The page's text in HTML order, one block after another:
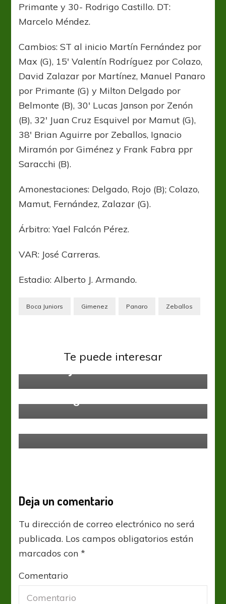
Primante y 30- Rodrigo Castillo. DT:
Marcelo Méndez.
Cambios: ST al inicio Martín Fernández por
Max (G), 15′ Valentín Rodríguez por Colazo,
David Zalazar por Martínez, Manuel Panaro
por Primante (G) y Milton Delgado por
Belmonte (B), 30′ Lucas Janson por Zenón
(B), 32′ Juan Cruz Esquivel por Mamut (G),
38′ Brian Aguirre por Zeballos, Ignacio
Miramón por Giménez y Frank Fabra ppr
Saracchi (B).
Amonestaciones: Delgado, Rojo (B); Colazo,
Mamut, Fernández, Zalazar (G).
Árbitro: Yael Falcón Pérez.
VAR: José Carreras.
Estadio: Alberto J. Armando.
Boca Juniors Gimenez Panaro Zeballos
Te puede interesar
Liga Profesional Newells
Newells y Aldosivi tomaron aire
Deja un comentario
Tu dirección de correo electrónico no será
publicada. Los campos obligatorios están
marcados con*
Comentario